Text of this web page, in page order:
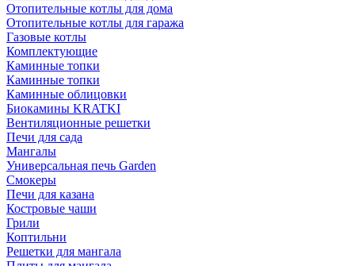
Отопительные котлы для дома
Отопительные котлы для гаража
Газовые котлы
Комплектующие
Каминные топки
Каминные топки
Каминные облицовки
Биокамины KRATKI
Вентиляционные решетки
Печи для сада
Мангалы
Универсальная печь Garden
Смокеры
Печи для казана
Костровые чаши
Грили
Коптильни
Решетки для мангала